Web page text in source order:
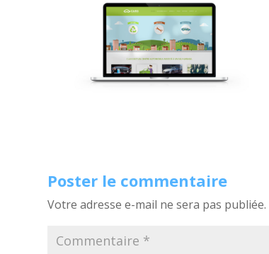
Poster le commentaire
Votre adresse e-mail ne sera pas publiée.